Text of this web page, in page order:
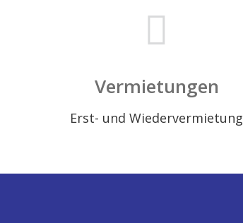
Vermietungen
Erst- und Wiedervermietung